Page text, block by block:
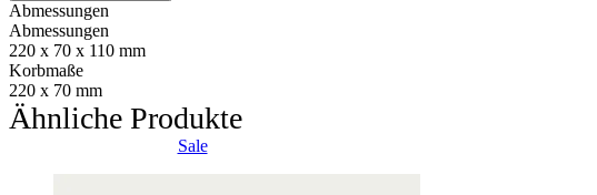
Abmessungen
Abmessungen
220 x 70 x 110 mm
Korbmaße
220 x 70 mm
Ähnliche Produkte
Sale